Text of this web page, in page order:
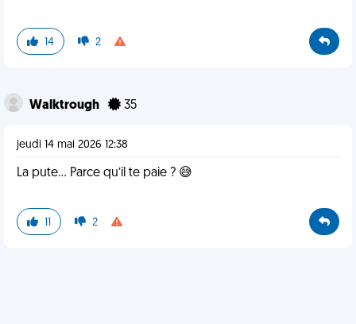
14 2
Walktrough 35
jeudi 14 mai 2026 12:38
La pute… Parce qu’il te paie ? 😅
11 2